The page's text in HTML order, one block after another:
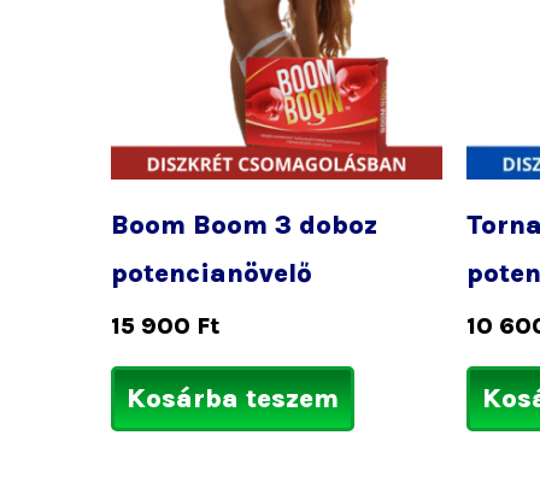
Boom Boom 3 doboz
potencianövelő
15 900 Ft
Kosárba teszem
10